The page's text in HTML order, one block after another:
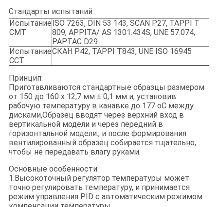
Стандарты испытаний:
Испытание
CMT
ISO 7263, DIN 53 143, SCAN P27, TAPPI T
809, APPITA/ AS 1301.434S, UNE 57.074,
PAPTAC D29
Испытание
CCT
СКАН P42, TAPPI T843, UNE ISO 16945
Принцип:
Приготавливаются стандартные образцы размером
от 150 до 160 х 12,7 мм ± 0,1 мм и, установив
рабочую температуру в канавке до 177 oC между
дисками,Образец вводят через верхний вход в
вертикальной модели и через передний в
горизонтальной модели., и после формирования
вентилированный образец собирается тщательно,
чтобы не передавать влагу руками.
Основные особенности:
1.Высокоточный регулятор температуры может
точно регулировать температуру, и принимается
режим управления PID с автоматическим режимом